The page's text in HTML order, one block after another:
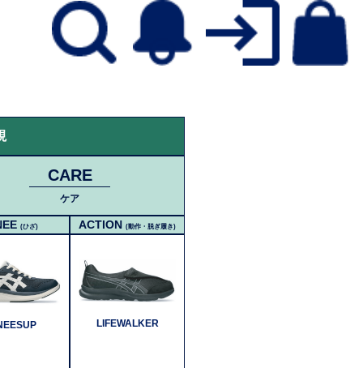
CARE
ケア
(ひざ) ACTION (動作・脱ぎ履き)
LIFEWALKER